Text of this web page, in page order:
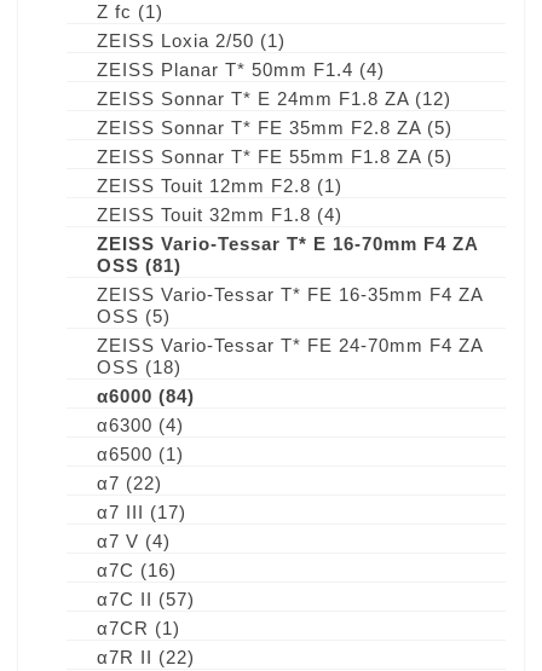
Z fc (1)
ZEISS Loxia 2/50 (1)
ZEISS Planar T* 50mm F1.4 (4)
ZEISS Sonnar T* E 24mm F1.8 ZA (12)
ZEISS Sonnar T* FE 35mm F2.8 ZA (5)
ZEISS Sonnar T* FE 55mm F1.8 ZA (5)
ZEISS Touit 12mm F2.8 (1)
ZEISS Touit 32mm F1.8 (4)
ZEISS Vario-Tessar T* E 16-70mm F4 ZA
OSS (81)
ZEISS Vario-Tessar T* FE 16-35mm F4 ZA
OSS (5)
ZEISS Vario-Tessar T* FE 24-70mm F4 ZA
OSS (18)
α6000 (84)
α6300 (4)
α6500 (1)
α7 (22)
α7 III (17)
α7 V (4)
α7C (16)
α7C II (57)
α7CR (1)
α7R II (22)